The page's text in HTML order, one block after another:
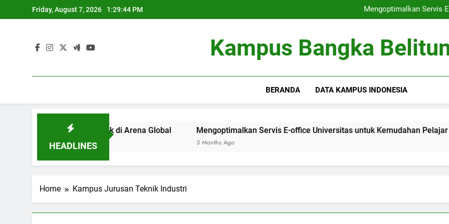
to
Friday, August 7, 2026 1:29:44 PM
Mengoptimalkan Servis
Optimalisasi
Mengoptimalkan Servis
Optimalisasi
Kampus Bangka
BERANDA DATA KAMPUS INDONESIA
HEADLINES
Universitas Terbaik di Arena Global Mengoptimalkan Servis E-office Universitas untuk Kemudahan Pelajar
3 Months Ago
Home Kampus Jurusan Teknik Industri